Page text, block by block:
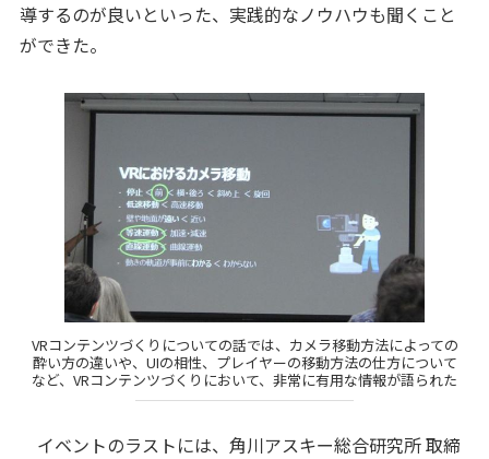
導するのが良いといった、実践的なノウハウも聞くこと
ができた。
VRコンテンツづくりについての話では、カメラ移動方法によっての
酔い方の違いや、UIの相性、プレイヤーの移動方法の仕方について
など、VRコンテンツづくりにおいて、非常に有用な情報が語られた
イベントのラストには、角川アスキー総合研究所 取締